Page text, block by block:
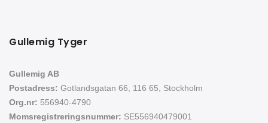
Gullemig Tyger
Gullemig AB
Postadress: Gotlandsgatan 66, 116 65, Stockholm
Org.nr: 556940-4790
Momsregistreringsnummer: SE556940479001